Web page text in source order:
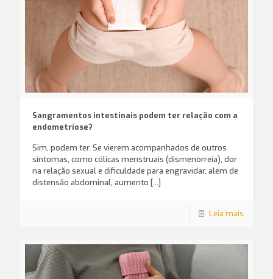
Sangramentos intestinais podem ter relação com a
endometriose?
Sim, podem ter. Se vierem acompanhados de outros
sintomas, como cólicas menstruais (dismenorreia), dor
na relação sexual e dificuldade para engravidar, além de
distensão abdominal, aumento […]
Leia mais